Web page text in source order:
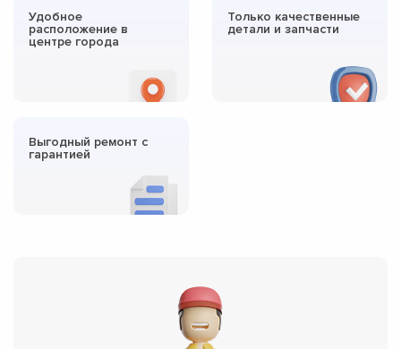
Удобное
расположение в
центре города
Только качественные
детали и запчасти
Выгодный ремонт с
гарантией